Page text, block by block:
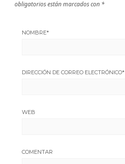
obligatorios están marcados con *
NOMBRE*
DIRECCIÓN DE CORREO ELECTRÓNICO*
WEB
COMENTAR